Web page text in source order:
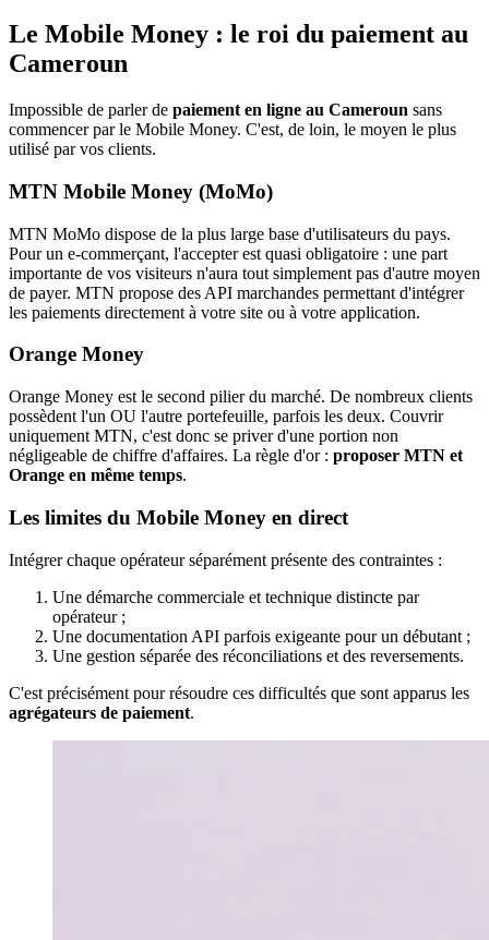
Le Mobile Money : le roi du paiement au
Cameroun
Impossible de parler de paiement en ligne au Cameroun sans
commencer par le Mobile Money. C'est, de loin, le moyen le plus
utilisé par vos clients.
MTN Mobile Money (MoMo)
MTN MoMo dispose de la plus large base d'utilisateurs du pays.
Pour un e-commerçant, l'accepter est quasi obligatoire : une part
importante de vos visiteurs n'aura tout simplement pas d'autre moyen
de payer. MTN propose des API marchandes permettant d'intégrer
les paiements directement à votre site ou à votre application.
Orange Money
Orange Money est le second pilier du marché. De nombreux clients
possèdent l'un OU l'autre portefeuille, parfois les deux. Couvrir
uniquement MTN, c'est donc se priver d'une portion non
négligeable de chiffre d'affaires. La règle d'or : proposer MTN et
Orange en même temps.
Les limites du Mobile Money en direct
Intégrer chaque opérateur séparément présente des contraintes :
Une démarche commerciale et technique distincte par
opérateur ;
Une documentation API parfois exigeante pour un débutant ;
Une gestion séparée des réconciliations et des reversements.
C'est précisément pour résoudre ces difficultés que sont apparus les
agrégateurs de paiement.